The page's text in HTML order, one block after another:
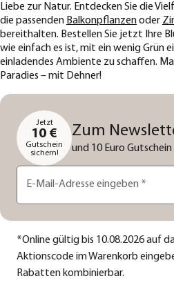
Liebe zur Natur. Entdecken Sie die
die passenden Balkonpflanzenoder
bereithalten. Bestellen Sie jetzt Ihre
wie einfach es ist, mit ein wenig Grün
einladendes Ambiente zu schaffen.
Paradies – mit Dehner!
Jetzt
10 €
Gutschein
sichern!
Zum
und 10 Euro Gutschein
E-Mail-Adresse eingeben *
*Online gültig bis 10.08.2026 auf
Aktionscode im Warenkorb
Rabatten kombinierbar.